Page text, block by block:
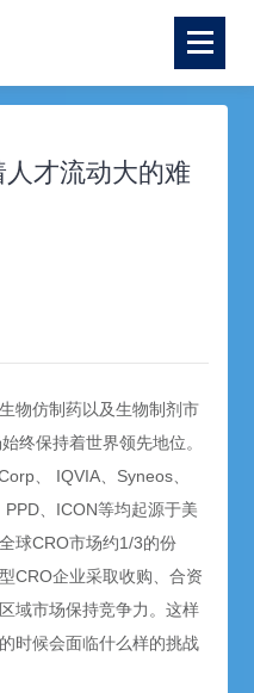
才流动大的难
物仿制药以及生物制剂市
终保持着世界领先地位。
、 IQVIA、Syneos、
、ICON等均起源于美
球CRO市场约1/3的份
CRO企业采取收购、合资
域市场保持竞争力。这样
时候会面临什么样的挑战